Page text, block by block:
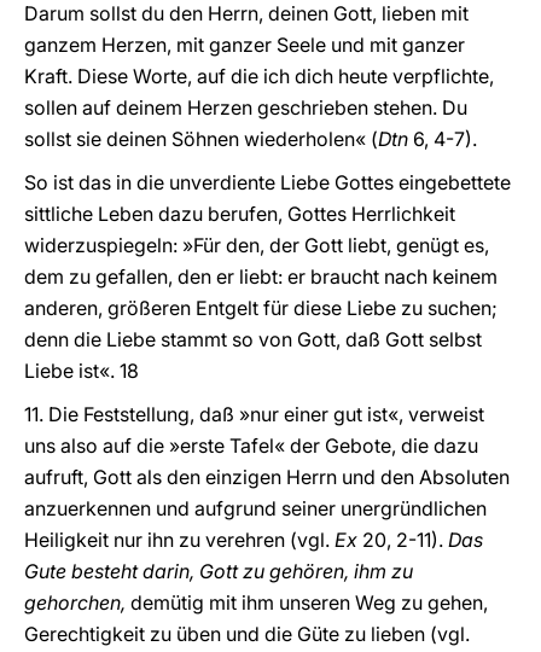
Darum sollst du den Herrn, deinen Gott, lieben mit
ganzem Herzen, mit ganzer Seele und mit ganzer
Kraft. Diese Worte, auf die ich dich heute verpflichte,
sollen auf deinem Herzen geschrieben stehen. Du
sollst sie deinen Söhnen wiederholen« (Dtn 6, 4-7).
So ist das in die unverdiente Liebe Gottes eingebettete
sittliche Leben dazu berufen, Gottes Herrlichkeit
widerzuspiegeln: »Für den, der Gott liebt, genügt es,
dem zu gefallen, den er liebt: er braucht nach keinem
anderen, größeren Entgelt für diese Liebe zu suchen;
denn die Liebe stammt so von Gott, daß Gott selbst
Liebe ist«. 18
11. Die Feststellung, daß »nur einer gut ist«, verweist
uns also auf die »erste Tafel« der Gebote, die dazu
aufruft, Gott als den einzigen Herrn und den Absoluten
anzuerkennen und aufgrund seiner unergründlichen
Heiligkeit nur ihn zu verehren (vgl. Ex 20, 2-11). Das
Gute besteht darin, Gott zu gehören, ihm zu
gehorchen, demütig mit ihm unseren Weg zu gehen,
Gerechtigkeit zu üben und die Güte zu lieben (vgl.